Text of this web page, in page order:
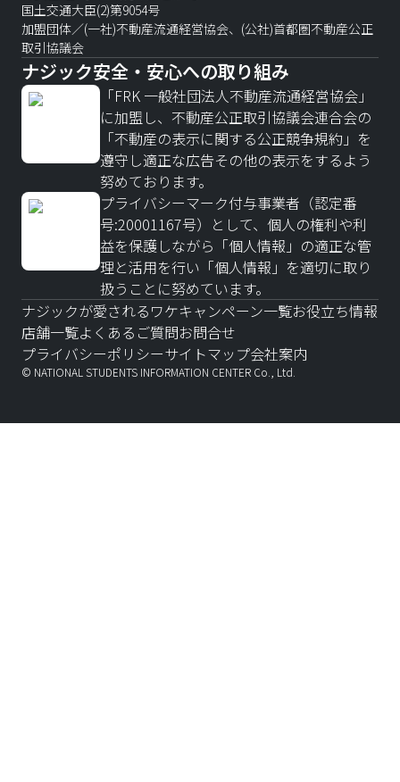
国土交通大臣(2)第9054号
加盟団体／(一社)不動産流通経営協会、(公社)首都圏不動産公正
取引協議会
ナジック安全・安心への取り組み
「FRK 一般社団法人不動産流通経営協会」
に加盟し、不動産公正取引協議会連合会の
「不動産の表示に関する公正競争規約」を
遵守し適正な広告その他の表示をするよう
努めております。
プライバシーマーク付与事業者（認定番
号:20001167号）として、個人の権利や利
益を保護しながら「個人情報」の適正な管
理と活用を行い「個人情報」を適切に取り
扱うことに努めています。
ナジックが愛されるワケキャンペーン一覧お役立ち情報
店舗一覧よくあるご質問お問合せ
プライバシーポリシーサイトマップ会社案内
© NATIONAL STUDENTS INFORMATION CENTER Co., Ltd.